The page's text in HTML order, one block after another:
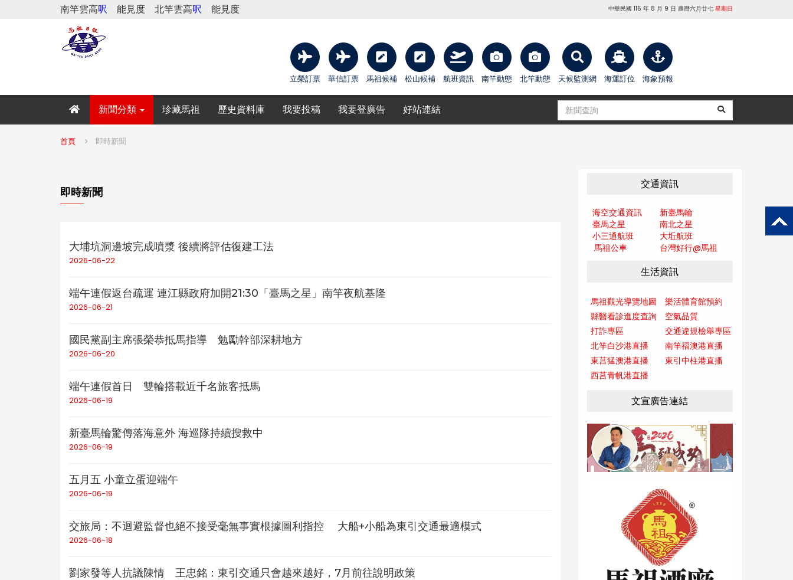
南竿雲高呎 能見度 北竿雲高呎 能見度 中華民國 115 年 8 月 9 日 農曆六月廿七 星期日
立榮訂票 華信訂票 馬祖候補 松山候補 航班資訊 南竿動態 北竿動態 天候監測網 海運訂位 海象預報
新聞分類 珍藏馬祖 歷史資料庫 我要投稿 我要登廣告 好站連結
首頁 即時新聞
即時新聞
大埔坑洞邊坡完成噴漿 後續將評估復建工法
2026-06-22
端午連假返台疏運 連江縣政府加開21:30「臺馬之星」南竿夜航基隆
2026-06-21
國民黨副主席張榮恭抵馬指導 勉勵幹部深耕地方
2026-06-20
端午連假首日 雙輪搭載近千名旅客抵馬
2026-06-19
新臺馬輪驚傳落海意外 海巡隊持續搜救中
2026-06-19
五月五 小童立蛋迎端午
2026-06-19
交旅局：不迴避監督也絕不接受毫無事實根據圖利指控 大船+小船為東引交通最適模式
2026-06-18
劉家發等人抗議陳情 王忠銘：東引交通只會越來越好，7月前往說明政策
交通資訊
海空交通資訊
新臺馬輪
臺馬之星
南北之星
小三通航班
大坵航班
馬祖公車
台灣好行@馬祖
生活資訊
馬祖觀光導覽地圖
樂活體育館預約
縣醫看診進度查詢
空氣品質
打詐專區
交通違規檢舉專區
北竿白沙港直播
南竿福澳港直播
東莒猛澳港直播
東引中柱港直播
西莒青帆港直播
文宣廣告連結